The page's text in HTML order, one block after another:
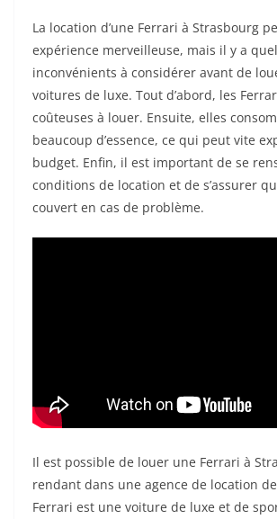
La location d’une Ferrari à Strasbourg
expérience merveilleuse, mais il y a
inconvénients à considérer avant de
voitures de luxe. Tout d’abord, les
coûteuses à louer. Ensuite, elles
beaucoup d’essence, ce qui peut vite
budget. Enfin, il est important de se
conditions de location et de s’assurer
couvert en cas de problème.
Il est possible de louer une Ferrari à
rendant dans une agence de location
Ferrari est une voiture de luxe et de